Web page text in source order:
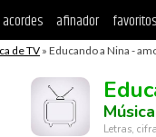
acordes afinador favoritos
de TV » Educando a Nina -
Letras,